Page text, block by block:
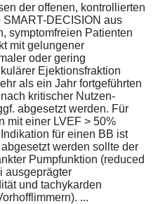
der offenen, kontrollierten
DECISION aus
symptomfreien Patienten
mit gelungener
oder gering
Ejektionsfraktion
als ein Jahr fortgeführten
kritischer Nutzen-
abgesetzt werden. Für
mit einer LVEF > 50%
für einen BB ist
werden sollte der
Pumpfunktion (reduced
ausgeprägter
und tachykarden
...